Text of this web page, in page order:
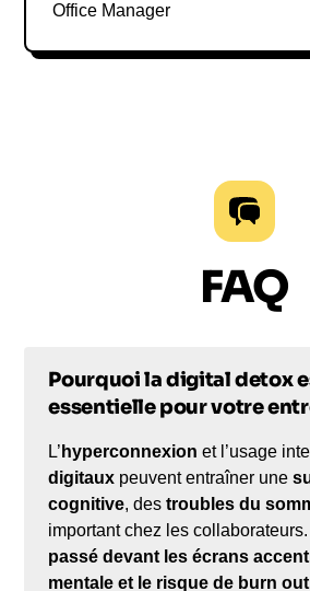
Office Manager
FAQ
Pourquoi la digital detox
essentielle pour votre
L’ hyperconnexion et l’usage
digitaux peuvent entraîner une
cognitive, destroubles du
important chez les collaborateurs.
passé devant les écrans
mentale et le risque de burn